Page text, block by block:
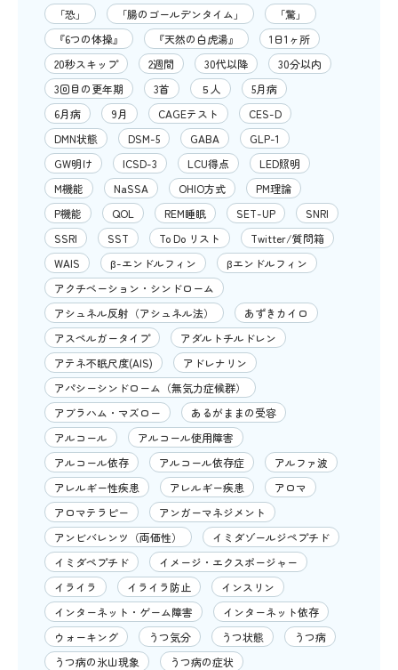
「恐」 「腸のゴールデンタイム」
「驚」
『6つの体操』
『天然の白虎湯』
1日1ヶ所
20秒スキップ
2週間 30代以降
30分以内
3回目の更年期
3首 ５人
5月病
6月病
9月 CAGEテスト
CES-D
DMN状態
DSM-5 GABA
GLP-1
GW明け
ICSD-3 LCU得点
LED照明
M機能
NaSSA OHIO方式
PM理論
P機能
QOL REM睡眠 SET-UP
SNRI
SSRI
SST To Do リスト
Twitter/質問箱
WAIS
β-エンドルフィン
βエンドルフィン
アクチベーション・シンドローム
アシュネル反射（アシュネル法）
あずきカイロ
アスペルガータイプ
アダルトチルドレン
アテネ不眠尺度(AIS)
アドレナリン
アパシーシンドローム（無気力症候群）
アブラハム・マズロー
あるがままの受容
アルコール
アルコール使用障害
アルコール依存
アルコール依存症
アルファ波
アレルギー性疾患
アレルギー疾患
アロマ
アロマテラピー
アンガーマネジメント
アンビバレンツ（両価性）
イミダゾールジペプチド
イミダペプチド
イメージ・エクスポージャー
イライラ
イライラ防止
インスリン
インターネット・ゲーム障害
インターネット依存
ウォーキング
うつ気分 うつ状態
うつ病
うつ病の氷山現象
うつ病の症状